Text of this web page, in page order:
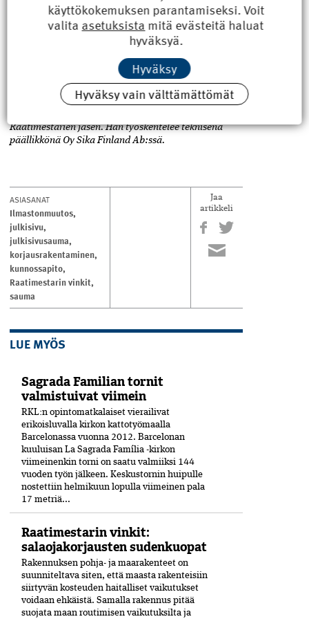
Ylläpitäviin toimiin on ryhdyttävä ajoissa.
Saumojen peseminen on tavanomaisimpia huolto­
toimia. Materiaalitoimittajalta saa hoito-ohjeet
esimerkiksi saumojen huoltoon.
Teksti ja kuvat Kaisa Thodén
Kirjoittaja on rakennusmestari ja rakennus- ja
Raatimestarien jäsen. Hän työskentelee teknisenä
päällikkönä Oy Sika Finland Ab:ssä.
ASIASANAT
Ilmastonmuutos,
julkisivu,
julkisivusauma,
korjausrakentaminen,
kunnossapito,
Raatimestarin vinkit,
sauma
Jaa
artikkeli
LUE MYÖS
Sagrada Familian tornit
valmistuivat viimein
RKL:n opintomatkalaiset vierailivat
erikoisluvalla kirkon kattotyömaalla
Barcelonassa vuonna 2012. Barcelonan
kuuluisan La Sagrada Família -kirkon
viimeinenkin torni on saatu valmiiksi­ 144
vuoden työn jälkeen. Keskustornin huipulle
nostettiin helmikuun lopulla viimeinen pala
17 metriä...
Raatimestarin vinkit:
salaojakorjausten sudenkuopat
Rakennuksen pohja- ja maarakenteet on
suunniteltava siten, että maasta rakenteisiin
siirtyvän kosteuden haitalliset vaikutukset
voidaan ehkäistä. Samalla rakennus pitää
suojata maan routimisen vaikutuksilta ja
käyttökokemuksen parantamiseksi. Voit
valita asetuksista mitä evästeitä haluat
hyväksyä.
Hyväksy
Hyväksy vain välttämättömät